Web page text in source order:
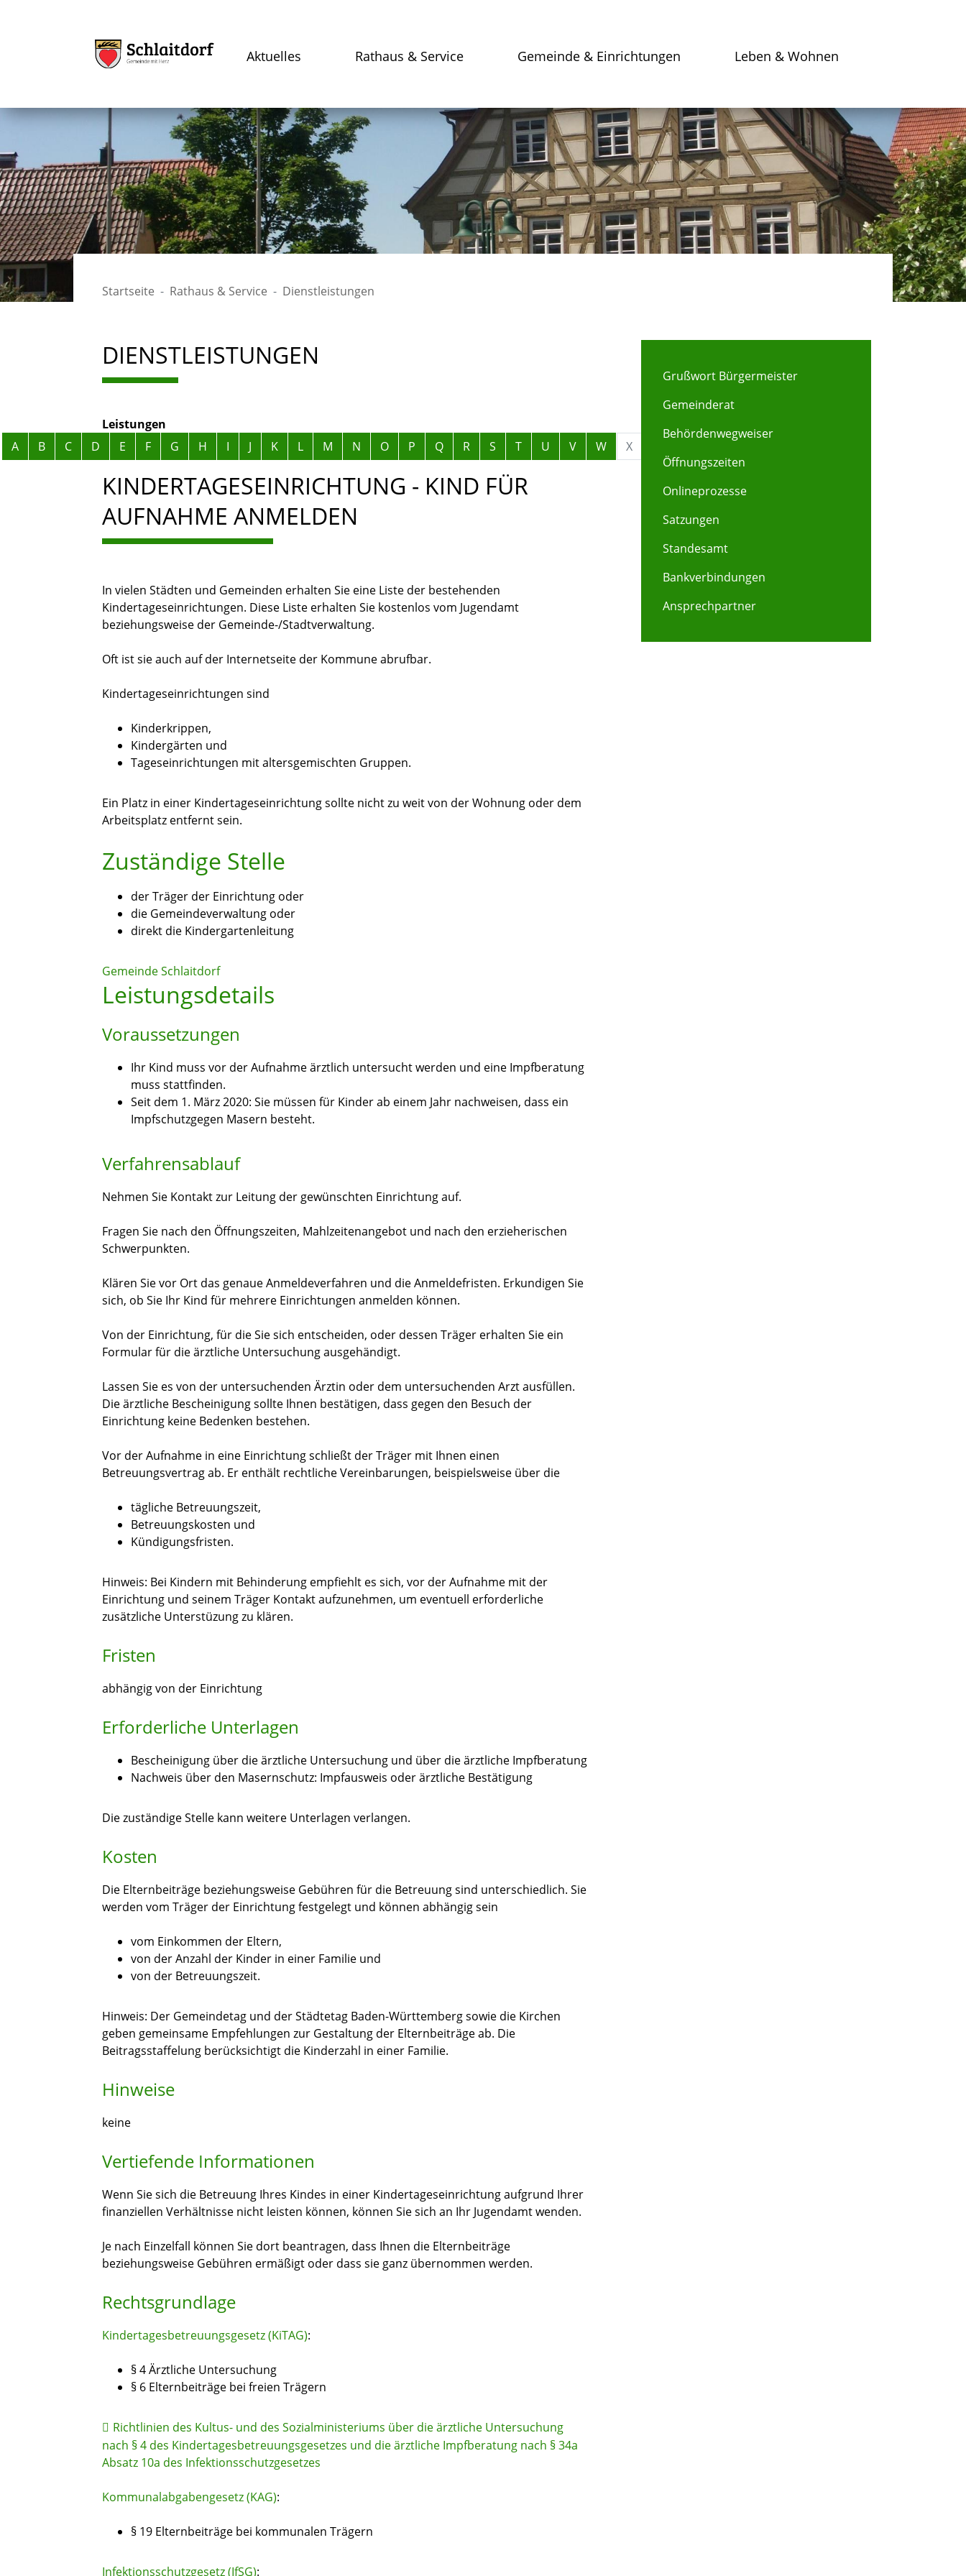
Aktuelles Rathaus & Service Gemeinde & Einrichtungen Leben & Wohnen
Startseite Rathaus & Service Dienstleistungen
DIENSTLEISTUNGEN
Leistungen
Alphabetisches Register überspringen
A B C D E F G H I J K L M N O P Q R S T U V W X
KINDERTAGESEINRICHTUNG - KIND FÜR
AUFNAHME ANMELDEN
In vielen Städten und Gemeinden erhalten Sie eine Liste der bestehenden
Kindertageseinrichtungen. Diese Liste erhalten Sie kostenlos vom Jugendamt
beziehungsweise der Gemeinde-/Stadtverwaltung.
Oft ist sie auch auf der Internetseite der Kommune abrufbar.
Kindertageseinrichtungen sind
Kinderkrippen,
Kindergärten und
Tageseinrichtungen mit altersgemischten Gruppen.
Ein Platz in einer Kindertageseinrichtung sollte nicht zu weit von der Wohnung oder dem
Arbeitsplatz entfernt sein.
Zuständige Stelle
der Träger der Einrichtung oder
die Gemeindeverwaltung oder
direkt die Kindergartenleitung
Gemeinde Schlaitdorf
Leistungsdetails
Voraussetzungen
Ihr Kind muss vor der Aufnahme ärztlich untersucht werden und eine Impfberatung
muss stattfinden.
Seit dem 1. März 2020: Sie müssen für Kinder ab einem Jahr nachweisen, dass ein
Impfschutzgegen Masern besteht.
Verfahrensablauf
Nehmen Sie Kontakt zur Leitung der gewünschten Einrichtung auf.
Fragen Sie nach den Öffnungszeiten, Mahlzeitenangebot und nach den erzieherischen
Schwerpunkten.
Klären Sie vor Ort das genaue Anmeldeverfahren und die Anmeldefristen. Erkundigen Sie
sich, ob Sie Ihr Kind für mehrere Einrichtungen anmelden können.
Von der Einrichtung, für die Sie sich entscheiden, oder dessen Träger erhalten Sie ein
Formular für die ärztliche Untersuchung ausgehändigt.
Lassen Sie es von der untersuchenden Ärztin oder dem untersuchenden Arzt ausfüllen.
Die ärztliche Bescheinigung sollte Ihnen bestätigen, dass gegen den Besuch der
Einrichtung keine Bedenken bestehen.
Vor der Aufnahme in eine Einrichtung schließt der Träger mit Ihnen einen
Betreuungsvertrag ab. Er enthält rechtliche Vereinbarungen, beispielsweise über die
tägliche Betreuungszeit,
Betreuungskosten und
Kündigungsfristen.
Hinweis: Bei Kindern mit Behinderung empfiehlt es sich, vor der Aufnahme mit der
Einrichtung und seinem Träger Kontakt aufzunehmen, um eventuell erforderliche
zusätzliche Unterstüzung zu klären.
Fristen
abhängig von der Einrichtung
Erforderliche Unterlagen
Bescheinigung über die ärztliche Untersuchung und über die ärztliche Impfberatung
Nachweis über den Masernschutz: Impfausweis oder ärztliche Bestätigung
Die zuständige Stelle kann weitere Unterlagen verlangen.
Kosten
Die Elternbeiträge beziehungsweise Gebühren für die Betreuung sind unterschiedlich. Sie
werden vom Träger der Einrichtung festgelegt und können abhängig sein
vom Einkommen der Eltern,
von der Anzahl der Kinder in einer Familie und
von der Betreuungszeit.
Hinweis: Der Gemeindetag und der Städtetag Baden-Württemberg sowie die Kirchen
geben gemeinsame Empfehlungen zur Gestaltung der Elternbeiträge ab. Die
Beitragsstaffelung berücksichtigt die Kinderzahl in einer Familie.
Hinweise
keine
Vertiefende Informationen
Wenn Sie sich die Betreuung Ihres Kindes in einer Kindertageseinrichtung aufgrund Ihrer
finanziellen Verhältnisse nicht leisten können, können Sie sich an Ihr Jugendamt wenden.
Je nach Einzelfall können Sie dort beantragen, dass Ihnen die Elternbeiträge
beziehungsweise Gebühren ermäßigt oder dass sie ganz übernommen werden.
Rechtsgrundlage
Kindertagesbetreuungsgesetz (KiTAG):
§ 4 Ärztliche Untersuchung
§ 6 Elternbeiträge bei freien Trägern
Richtlinien des Kultus- und des Sozialministeriums über die ärztliche Untersuchung
nach § 4 des Kindertagesbetreuungsgesetzes und die ärztliche Impfberatung nach § 34a
Absatz 10a des Infektionsschutzgesetzes
Kommunalabgabengesetz (KAG):
§ 19 Elternbeiträge bei kommunalen Trägern
Infektionsschutzgesetz (IfSG):
Grußwort Bürgermeister
Gemeinderat
Behördenwegweiser
Öffnungszeiten
Onlineprozesse
Satzungen
Standesamt
Bankverbindungen
Ansprechpartner